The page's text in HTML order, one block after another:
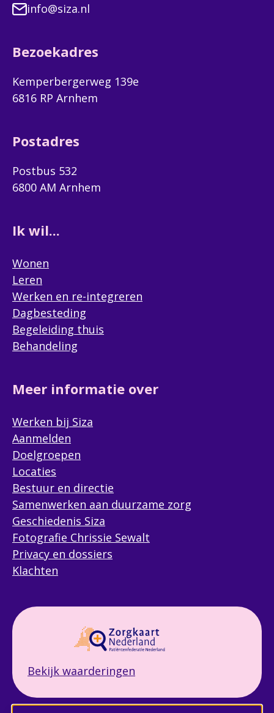
info@siza.nl
Bezoekadres
Kemperbergerweg 139e
6816 RP Arnhem
Postadres
Postbus 532
6800 AM Arnhem
Ik wil...
Wonen
Leren
Werken en re-integreren
Dagbesteding
Begeleiding thuis
Behandeling
Meer informatie over
Werken bij Siza
Aanmelden
Doelgroepen
Locaties
Bestuur en directie
Samenwerken aan duurzame zorg
Geschiedenis Siza
Fotografie Chrissie Sewalt
Privacy en dossiers
Klachten
Bekijk waarderingen